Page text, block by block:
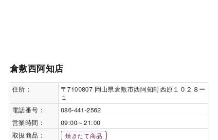
倉敷西阿知店
住所：
〒7100807 岡山県倉敷市西阿知町西原１０２８ー
１
電話番号：
086-441-2562
営業時間：
09:00～21:00
取扱商品：
焼きたて商品